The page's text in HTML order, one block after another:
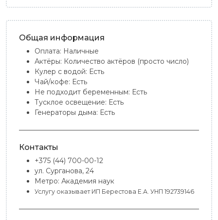
Общая информация
Оплата: Наличные
Актёры: Количество актёров (просто число)
Кулер с водой: Есть
Чай/кофе: Есть
Не подходит беременным: Есть
Тусклое освещение: Есть
Генераторы дыма: Есть
Контакты
+375 (44) 700-00-12
ул. Сурганова, 24
Метро: Академия наук
Услугу оказывает ИП Берестова Е.А. УНП 192739146